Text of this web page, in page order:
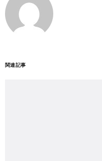
関連記事